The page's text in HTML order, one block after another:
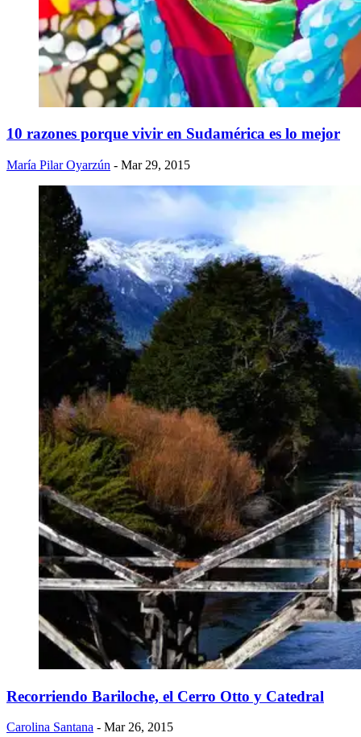
10 razones porque vivir en Sudamérica es lo mejor
María Pilar Oyarzún - Mar 29, 2015
Recorriendo Bariloche, el Cerro Otto y Catedral
Carolina Santana - Mar 26, 2015